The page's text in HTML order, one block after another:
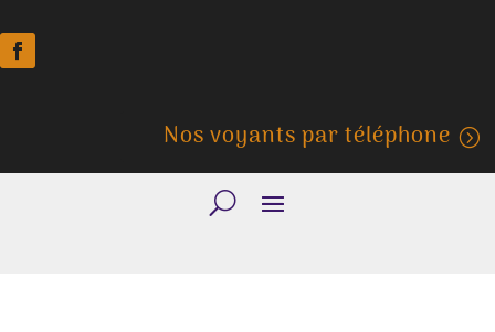
Nos voyants par téléphone